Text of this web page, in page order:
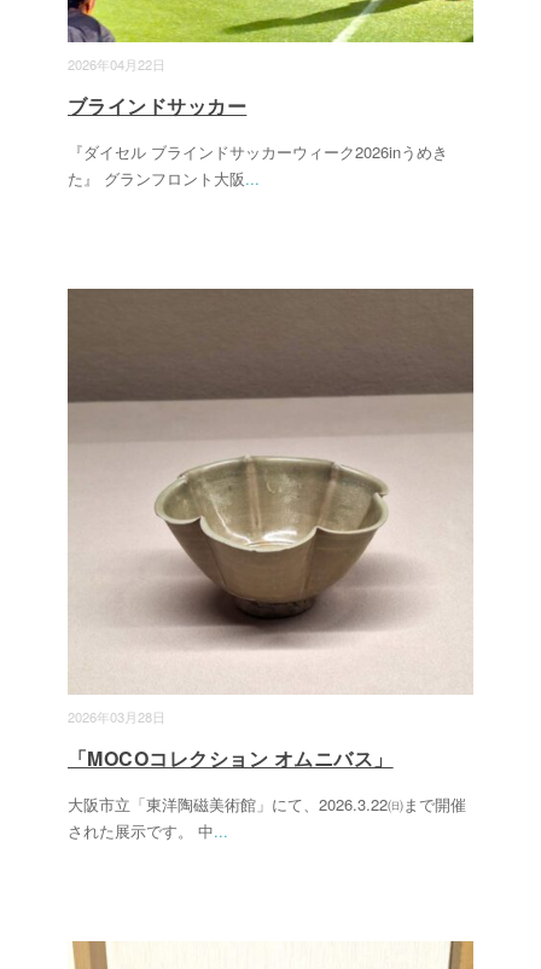
2026年04月22日
ブラインドサッカー
『ダイセル ブラインドサッカーウィーク2026inうめき
た』 グランフロント大阪...
2026年03月28日
「MOCOコレクション オムニバス」
大阪市立「東洋陶磁美術館」にて、2026.3.22㈰まで開催
された展示です。 中...